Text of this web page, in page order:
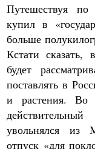
Путешествуя
купил в
больше
Кстати сказать,
будет
поставлять в
и растения. Во
увольнялся из
отпуск «для